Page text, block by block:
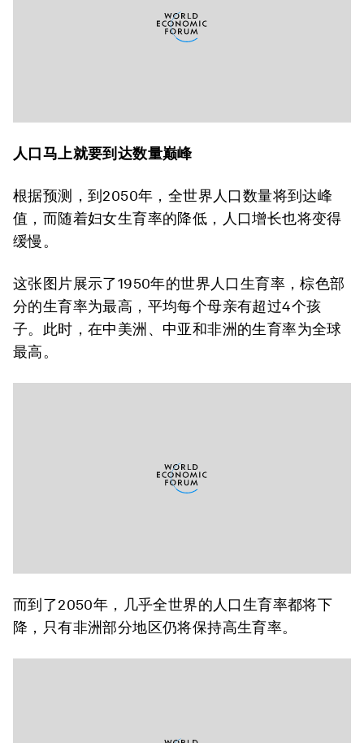
人口马上就要到达数量巅峰
根据预测，到2050年，全世界人口数量将到达峰
值，而随着妇女生育率的降低，人口增长也将变得
缓慢。
这张图片展示了1950年的世界人口生育率，棕色部
分的生育率为最高，平均每个母亲有超过4个孩
子。此时，在中美洲、中亚和非洲的生育率为全球
最高。
而到了2050年，几乎全世界的人口生育率都将下
降，只有非洲部分地区仍将保持高生育率。